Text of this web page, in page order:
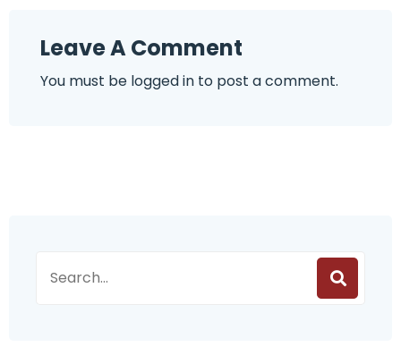
Leave A Comment
You must be logged in to post a comment.